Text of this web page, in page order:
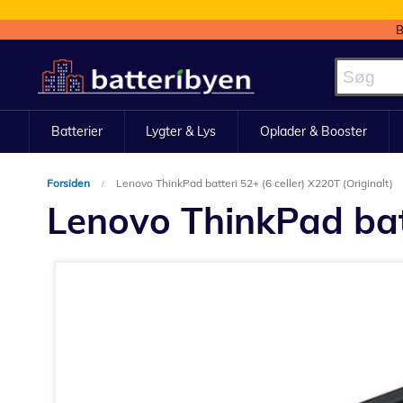
to
Content
Batterier Lygter & Lys Oplader & Booster
Forsiden Lenovo ThinkPad batteri 52+ (6 celler) X220T (Originalt)
Lenovo ThinkPad